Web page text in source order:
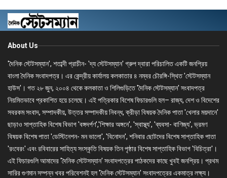
About Us
'দৈনিক স্টেটসম্যান', শতাব্দী প্রাচীন- 'দ্য স্টেটসম্যান' গ্রুপ দ্বারা পরিচালিত একটি জনপ্রিয়
বাংলা দৈনিক সংবাদপত্র। এর কেন্দ্রীয় কার্যালয় কলকাতার ৪ নম্বর চৌরঙ্গি-স্থিত 'স্টেটসম্যান
হাউস'। গত ২৮ জুন, ২০০৪ থেকে কলকাতা ও শিলিগুড়িতে 'দৈনিক স্টেটসম্যান' সংবাদপত্র
নিয়মিতভাবে প্রকাশিত হয়ে চলেছে। এই পত্রিকার বিশেষ ফিচারগুলি হল– রাজ্য, দেশ ও বিদেশের
সবরকম সংবাদ, সম্পাদকীয়, উত্তর সম্পাদকীয় নিবন্ধ, ক্রীড়া বিষয়ক দৈনিক পাতা 'খেলার ময়দানে'
ছাড়াও সাপ্তাহিক বিশেষ বিভাগ 'বঙ্গদর্পণ','শিক্ষার অঙ্গনে', 'স্বাস্থ্য', 'ব্যবসা- বাণিজ্য', ভ্রমণ
বিষয়ক বিশেষ পাতা 'ডেস্টিনেশন- মন ভালো', 'বিনোদন', শনিবার ছোটদের বিশেষ সাপ্তাহিক পাতা
'রংবেরং' এবং রবিবারের সাহিত্য সংস্কৃতি বিষয়ক তিন পৃষ্ঠার বিশেষ সাপ্তাহিক বিভাগ 'বিচিত্রা'।
এই ফিচারগুলি আমাদের 'দৈনিক স্টেটসম্যান' সংবাদপত্রের পাঠকদের কাছে খুবই জনপ্রিয়। প্রথম
সারির গুণমান সম্পন্ন খবর পরিবেশনই হল 'দৈনিক স্টেটসম্যান' সংবাদপত্রের একমাত্র লক্ষ্য।